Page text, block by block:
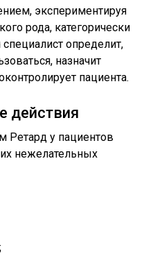
экспериментируя
рода, категорически
определит,
назначит
пациента.
действия
Ретард у пациентов
нежелательных